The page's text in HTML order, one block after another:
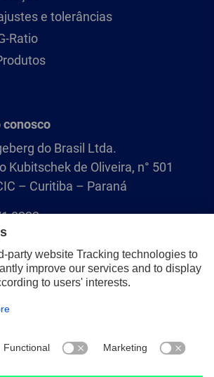
e tolerâncias
Ratio
conosco
do Brasil Ltda.
Kubitschek de Oliveira, n° 501
– Curitiba – Paraná
8222